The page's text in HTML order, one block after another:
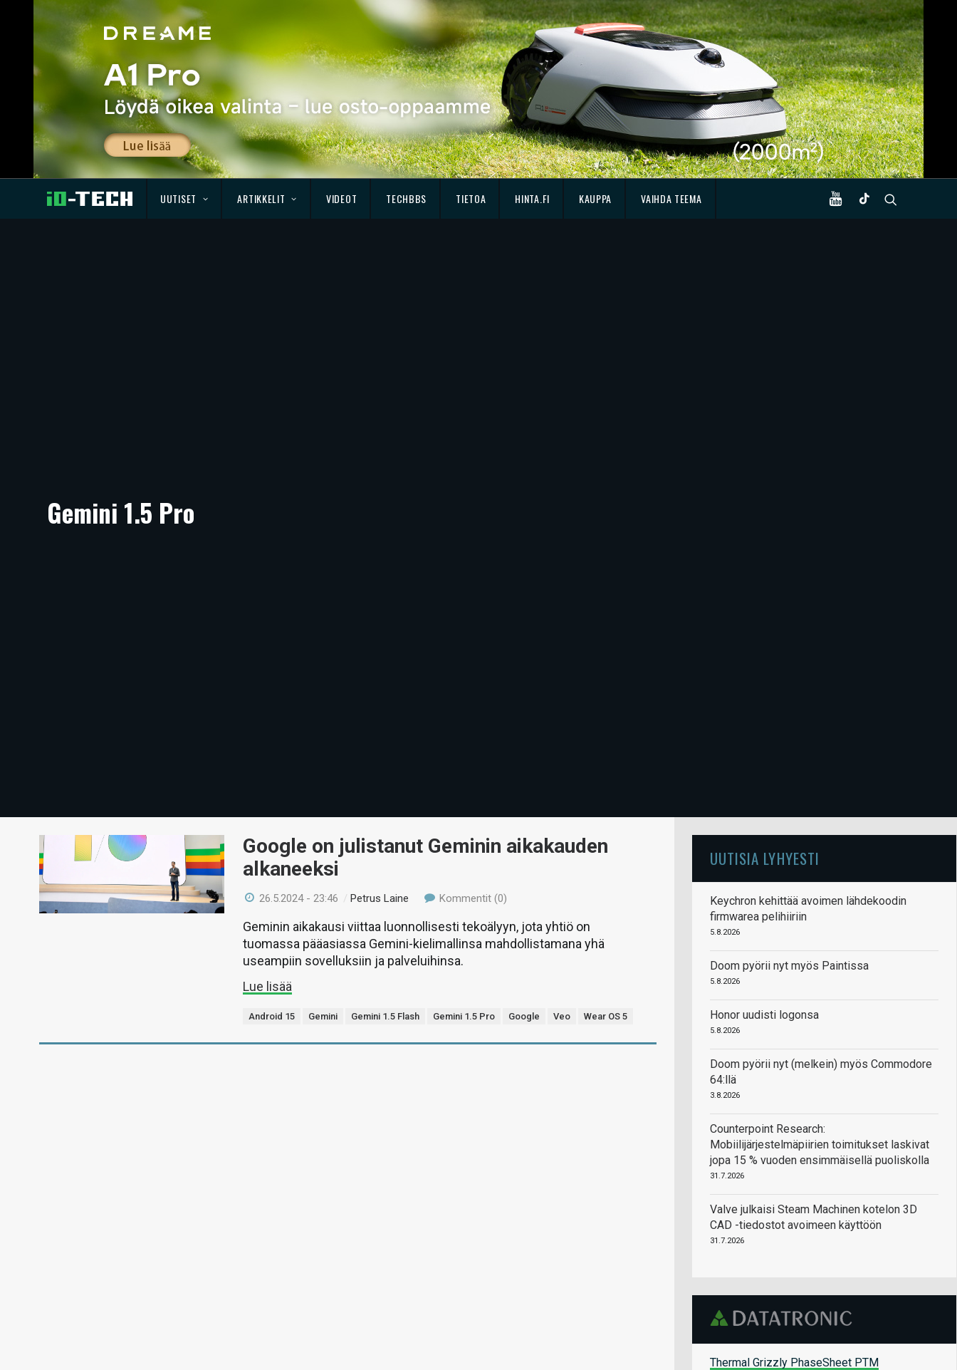
UUTISET ARTIKKELIT VIDEOT TECHBBS TIETOA HINTA.FI KAUPPA VAIHDA TEEMA
Gemini 1.5 Pro
Google on julistanut Geminin aikakauden
alkaneeksi
26.5.2024 - 23:46 /Petrus Laine Kommentit (0)
Geminin aikakausi viittaa luonnollisesti tekoälyyn, jota yhtiö on
tuomassa pääasiassa Gemini-kielimallinsa mahdollistamana yhä
useampiin sovelluksiin ja palveluihinsa.
Lue lisää
Android 15 Gemini Gemini 1.5 Flash Gemini 1.5 Pro Google Veo Wear OS 5
UUTISIA LYHYESTI
Keychron kehittää avoimen lähdekoodin
firmwarea pelihiiriin
5.8.2026
Doom pyörii nyt myös Paintissa
5.8.2026
Honor uudisti logonsa
5.8.2026
Doom pyörii nyt (melkein) myös Commodore
64:llä
3.8.2026
Counterpoint Research:
Mobiilijärjestelmäpiirien toimitukset laskivat
jopa 15 % vuoden ensimmäisellä puoliskolla
31.7.2026
Valve julkaisi Steam Machinen kotelon 3D
CAD -tiedostot avoimeen käyttöön
31.7.2026
Thermal Grizzly PhaseSheet PTM